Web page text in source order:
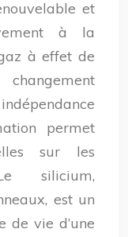
et
à la
à effet de
permet
sur les
silicium,
est un
de vie d’une